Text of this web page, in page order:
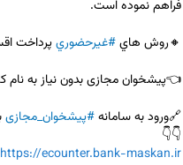
🔸روش هاي #غيرحضوري
🔗ورود به سامانه #پیشخوان_مجازی
👇👇
https://ecounter.bank-maskan.ir